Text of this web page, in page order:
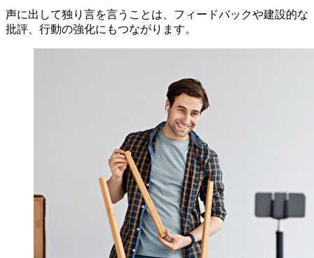
声に出して独り言を言うことは、フィードバックや建設的な
批評、行動の強化にもつながります。